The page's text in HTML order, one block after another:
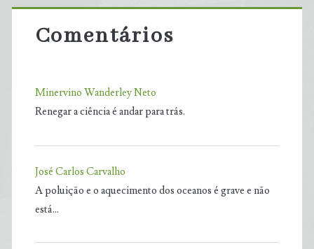
Comentários
Minervino Wanderley Neto
Renegar a ciência é andar para trás.
José Carlos Carvalho
A poluição e o aquecimento dos oceanos é grave e não
está…